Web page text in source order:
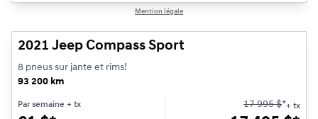
Mention légale
2021 Jeep Compass Sport
8 pneus sur jante et rims!
93 200 km
Par semaine + tx 17 995$*+ tx